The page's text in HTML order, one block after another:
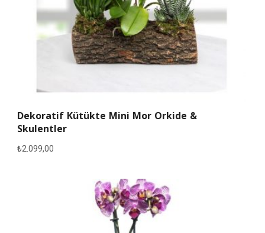
Dekoratif Kütükte Mini Mor Orkide &
Skulentler
₺2.099,00